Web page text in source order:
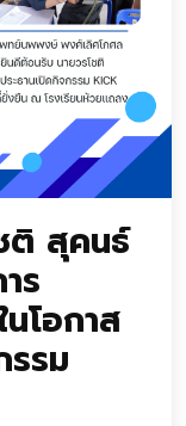
ติ สุคนธ์
ร
โอกาส
รรม